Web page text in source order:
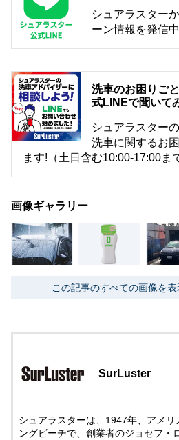
シュアラスター
ーン情報を発信
洗車のお困りご
式LINEで聞いて
シュアラスター
洗車に関するお
ます!（土日含む10:00-17:00ま
画像ギャラリー
この記事のすべての画像を表
SurLuster
シュアラスターは、1947年、アメリ
ングビーチで、創業者のジョセフ・